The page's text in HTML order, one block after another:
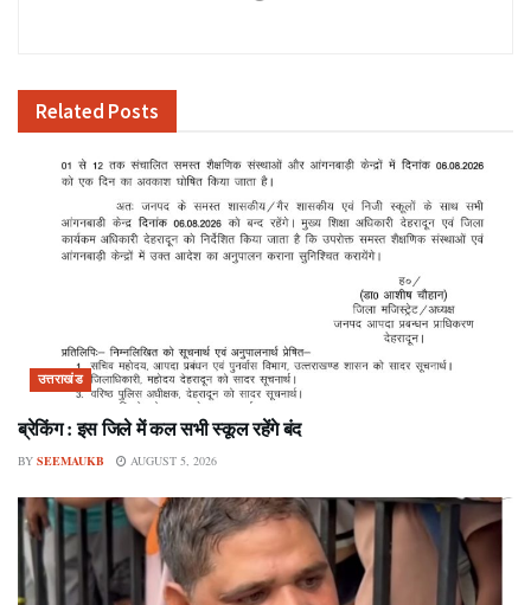
Related Posts
उत्तराखंड
ब्रेकिंग : इस जिले में कल सभी स्कूल रहेंगे बंद
BY SEEMAUKB AUGUST 5, 2026